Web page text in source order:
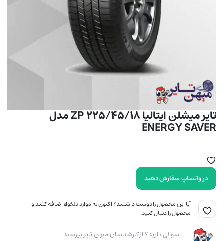
تایر میشلن ایتالیا 225/45/18 ZP مدل
ENERGY SAVER
در واتساپ سفارش دهید
آیا این محصول را دوست داشتید؟ اکنون به موارد دلخواه اضافه کنید و
محصول را دنبال کنید.
سوالی دارید؟ از کارشناسان میهن تایر بپرسید